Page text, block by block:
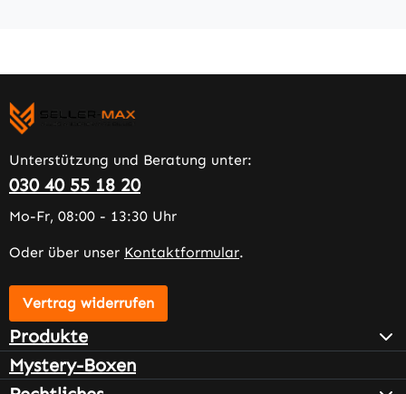
Unterstützung und Beratung unter:
030 40 55 18 20
Mo-Fr, 08:00 - 13:30 Uhr
Oder über unser Kontaktformular.
Vertrag widerrufen
Produkte
Mystery-Boxen